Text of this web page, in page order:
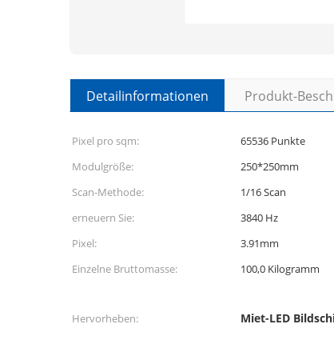
Detailinformationen Produkt-
Pixel pro sqm: 65536 Punkte
Modulgröße:
250*250mm
Scan-Methode:
1/16 Scan
erneuern Sie:
3840 Hz
Pixel:
3.91mm
Einzelne Bruttomasse:
100,0 Kilogramm
Hervorheben:
Miet-LED